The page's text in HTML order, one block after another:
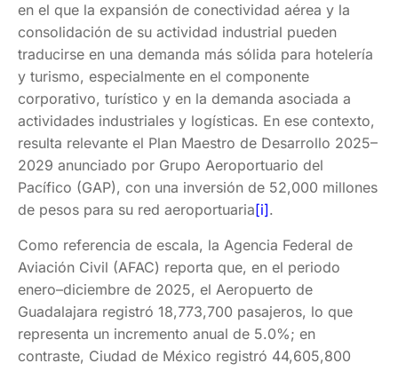
en el que la expansión de conectividad aérea y la
consolidación de su actividad industrial pueden
traducirse en una demanda más sólida para hotelería
y turismo, especialmente en el componente
corporativo, turístico y en la demanda asociada a
actividades industriales y logísticas. En ese contexto,
resulta relevante el Plan Maestro de Desarrollo 2025–
2029 anunciado por Grupo Aeroportuario del
Pacífico (GAP), con una inversión de 52,000 millones
de pesos para su red aeroportuaria[i].
Como referencia de escala, la Agencia Federal de
Aviación Civil (AFAC) reporta que, en el periodo
enero–diciembre de 2025, el Aeropuerto de
Guadalajara registró 18,773,700 pasajeros, lo que
representa un incremento anual de 5.0%; en
contraste, Ciudad de México registró 44,605,800